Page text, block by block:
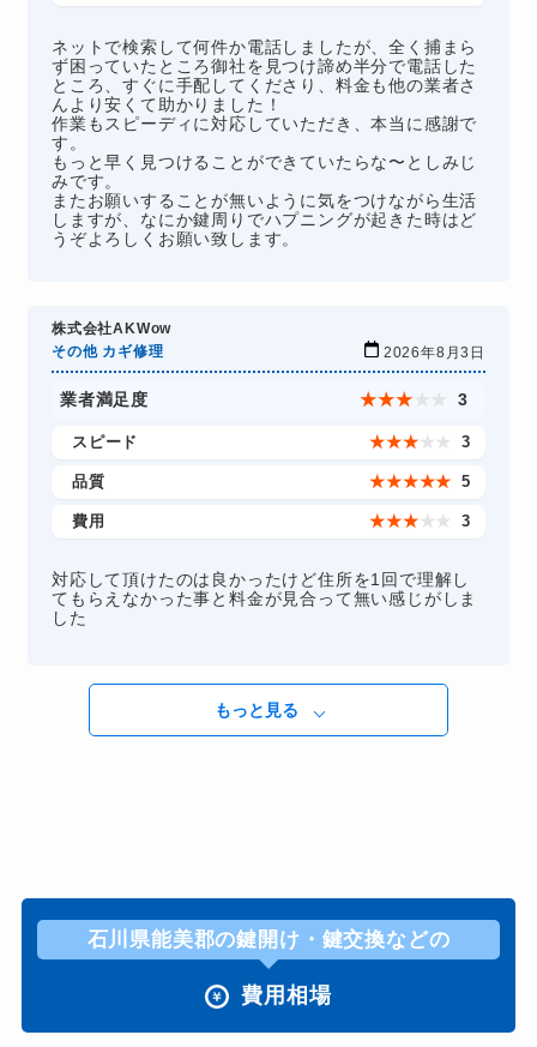
ネットで検索して何件か電話しましたが、全く捕まら
ず困っていたところ御社を見つけ諦め半分で電話した
ところ、すぐに手配してくださり、料金も他の業者さ
んより安くて助かりました！
作業もスピーディに対応していただき、本当に感謝で
す。
もっと早く見つけることができていたらな〜としみじ
みです。
またお願いすることが無いように気をつけながら生活
しますが、なにか鍵周りでハプニングが起きた時はど
うぞよろしくお願い致します。
株式会社AKWow
その他 カギ修理
2026年8月3日
業者満足度 ★★★ ★ ★ 3
スピード ★★★ ★ ★ 3
品質 ★★★★★ 5
費用 ★★★ ★ ★ 3
対応して頂けたのは良かったけど住所を1回で理解し
てもらえなかった事と料金が見合って無い感じがしま
した
もっと見る
石川県能美郡の鍵開け・鍵交換などの
費用相場